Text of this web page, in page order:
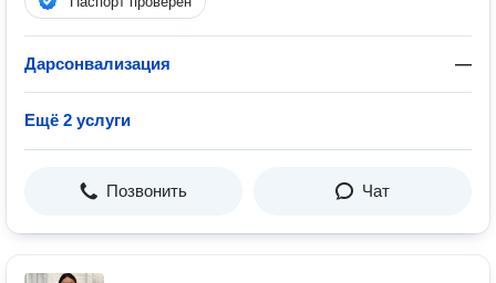
Дарсонвализация —
Ещё 2 услуги
Позвонить Чат